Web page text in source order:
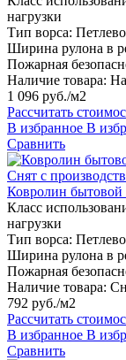
нагрузки
Тип ворса:
Ширина рулона в
Пожарная
Наличие товара: На
1 096 руб./м2
Рассчитать
В избранное В
Сравнить
Снят с
Ковролин бытовой
Класс
нагрузки
Тип ворса:
Ширина рулона в
Пожарная
Наличие товара:
792 руб./м2
Рассчитать
В избранное В
Сравнить